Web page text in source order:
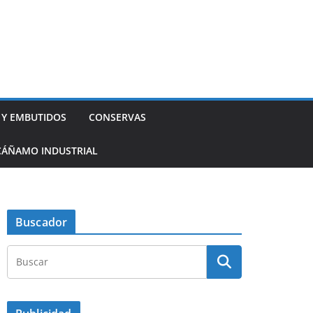
EMBUTIDOS CONSERVAS
INDUSTRIAL
Buscador